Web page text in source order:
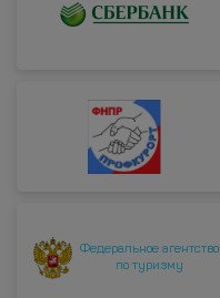
Федеральное агентство
по туризму